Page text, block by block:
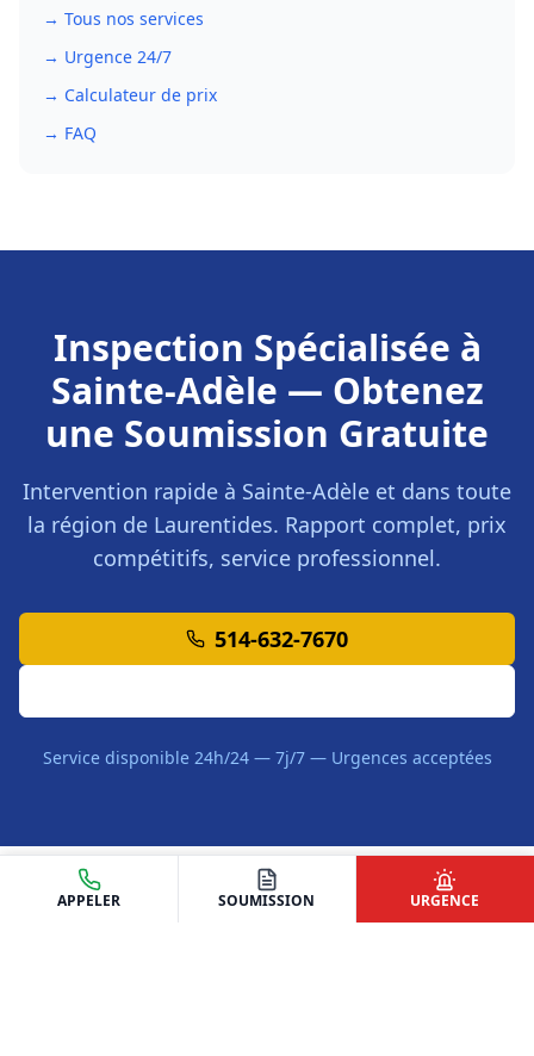
→ Tous nos services
→ Urgence 24/7
→ Calculateur de prix
→ FAQ
Inspection Spécialisée à
Sainte-Adèle — Obtenez
une Soumission Gratuite
Intervention rapide à Sainte-Adèle et dans toute
la région de Laurentides. Rapport complet, prix
compétitifs, service professionnel.
514-632-7670
Service disponible 24h/24 — 7j/7 — Urgences acceptées
APPELER SOUMISSION URGENCE